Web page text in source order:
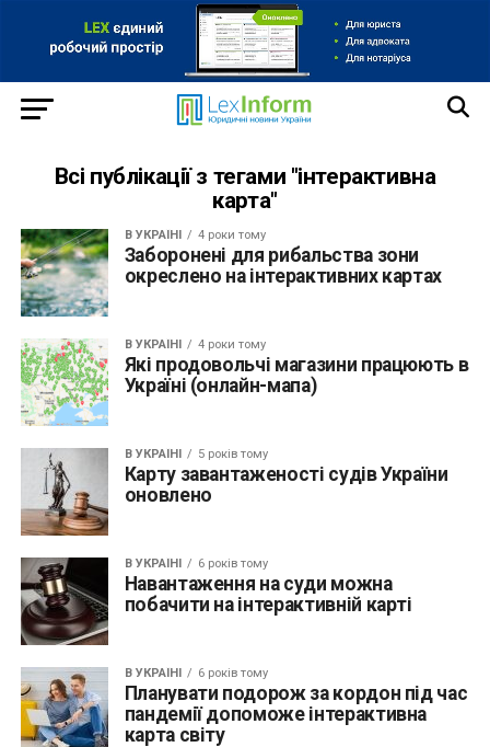
Всі публікації з тегами "інтерактивна
карта"
В УКРАЇНІ 4 роки тому
Заборонені для рибальства зони
окреслено на інтерактивних картах
В УКРАЇНІ 4 роки тому
Які продовольчі магазини працюють в
Україні (онлайн-мапа)
В УКРАЇНІ 5 років тому
Карту завантаженості судів України
оновлено
В УКРАЇНІ 6 років тому
Навантаження на суди можна
побачити на інтерактивній карті
В УКРАЇНІ 6 років тому
Планувати подорож за кордон під час
пандемії допоможе інтерактивна
карта світу